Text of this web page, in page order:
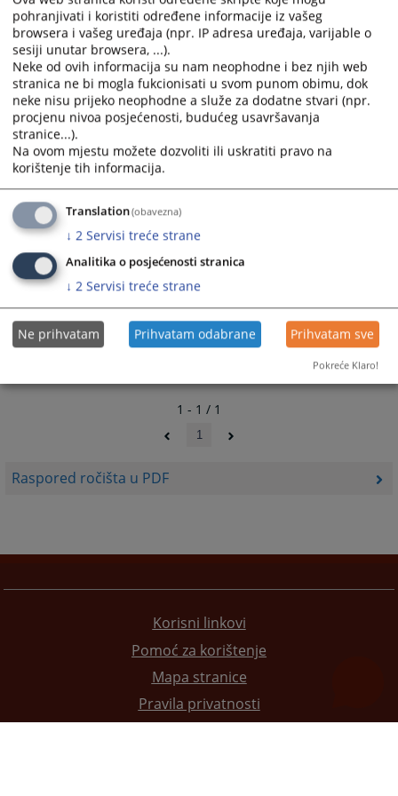
Raspored ročišta u PDF
calendar
and
select
a
date.
Press
the
question
mark
key
get
the
keyboard
shortcuts
for
changing
dates.
calendar
and
select
a
date.
Press
question
mark
key
to
get
keyboard
shortcuts
for
changing
dates.
1 - 1 / 1
1
Korisni linkovi
Pomoć za korištenje
Mapa stranice
Pravila privatnosti
pohranjivati i koristiti određene informacije iz vašeg
browsera i vašeg uređaja (npr. IP adresa uređaja, varijable o
sesiji unutar browsera, ...).
Neke od ovih informacija su nam neophodne i bez njih web
stranica ne bi mogla fukcionisati u svom punom obimu, dok
neke nisu prijeko neophodne a služe za dodatne stvari (npr.
procjenu nivoa posjećenosti, budućeg usavršavanja
stranice...).
Na ovom mjestu možete dozvoliti ili uskratiti pravo na
korištenje tih informacija.
Translation(obavezna)
↓ 2 Servisi treće strane
Analitika o posjećenosti stranica
↓ 2 Servisi treće strane
Ne prihvatam Prihvatam odabrane Prihvatam sve
Pokreće Klaro!